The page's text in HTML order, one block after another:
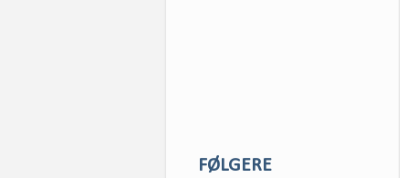
FØLGERE